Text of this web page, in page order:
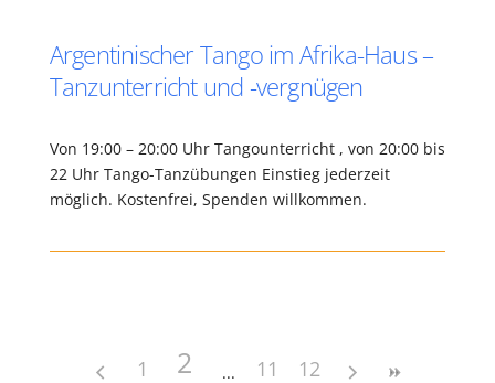
Argentinischer Tango im Afrika-Haus –
Tanzunterricht und -vergnügen
Von 19:00 – 20:00 Uhr Tangounterricht , von 20:00 bis
22 Uhr Tango-Tanzübungen Einstieg jederzeit
möglich. Kostenfrei, Spenden willkommen.
1 2 11 12